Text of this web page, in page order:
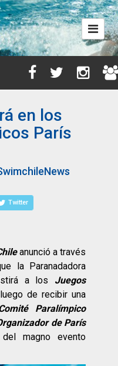
en los
París
Twitter
anunció a través
la Paranadadora
a los Juegos
de recibir una
Paralímpico
de París
magno evento